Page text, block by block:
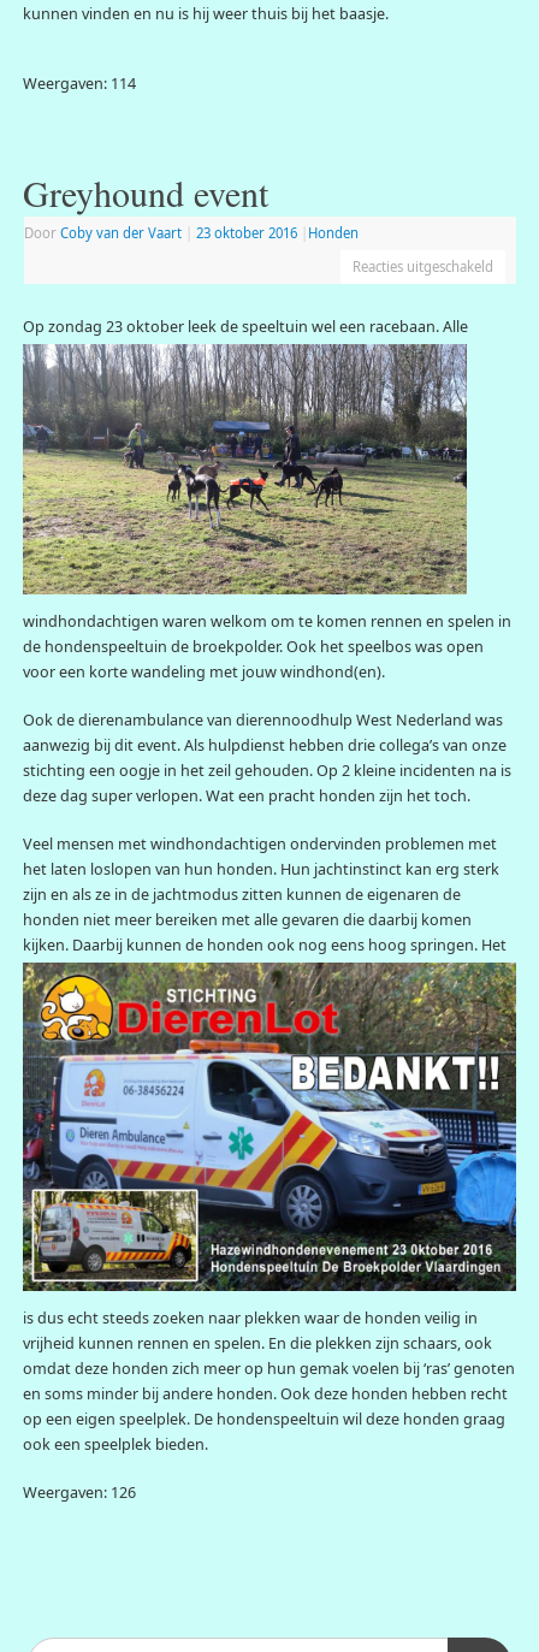
kunnen vinden en nu is hij weer thuis bij het baasje.
Weergaven: 114
Greyhound event
Door Coby van der Vaart 23 oktober 2016
Honden
Reacties uitgeschakeld
Op zondag 23 oktober leek de speeltuin wel een racebaan. Alle
windhondachtigen waren welkom om te komen rennen en spelen in
de hondenspeeltuin de broekpolder. Ook het speelbos was open
voor een korte wandeling met jouw windhond(en).
Ook de dierenambulance van dierennoodhulp West Nederland was
aanwezig bij dit event. Als hulpdienst hebben drie collega’s van onze
stichting een oogje in het zeil gehouden. Op 2 kleine incidenten na is
deze dag super verlopen. Wat een pracht honden zijn het toch.
Veel mensen met windhondachtigen ondervinden problemen met
het laten loslopen van hun honden. Hun jachtinstinct kan erg sterk
zijn en als ze in de jachtmodus zitten kunnen de eigenaren de
honden niet meer bereiken met alle gevaren die daarbij komen
kijken. Daarbij kunnen de honden ook nog eenshoog springen. Het
is dus echt steeds zoeken naar plekken waar de honden veilig in
vrijheid kunnen rennen en spelen.En die plekken zijn schaars, ook
omdat deze honden zich meer op hun gemak voelen bij ‘ras’ genoten
en soms minder bij andere honden. Ook deze honden hebben recht
op een eigen speelplek. De hondenspeeltuin wil deze honden graag
ook een speelplek bieden.
Weergaven: 126